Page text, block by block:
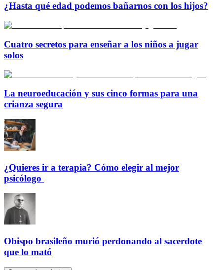
¿Hasta qué edad podemos bañarnos con los hijos?
Cuatro secretos para enseñar a los niños a jugar
solos
La neuroeducación y sus cinco formas para una
crianza segura
¿Quieres ir a terapia? Cómo elegir al mejor
psicólogo
Obispo brasileño murió perdonando al sacerdote
que lo mató